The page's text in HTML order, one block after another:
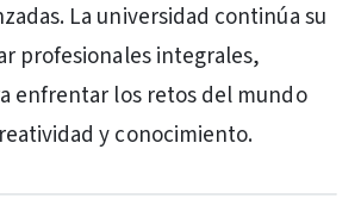
La universidad continúa su
profesionales integrales,
enfrentar los retos del mundo
y conocimiento.